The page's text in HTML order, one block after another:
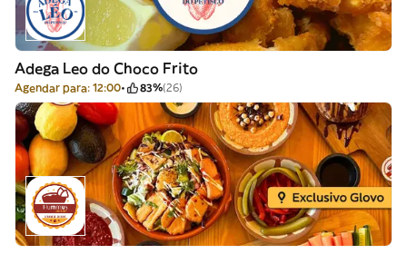
Adega Leo do Choco Frito
Agendar para: 12:00 83%(26)